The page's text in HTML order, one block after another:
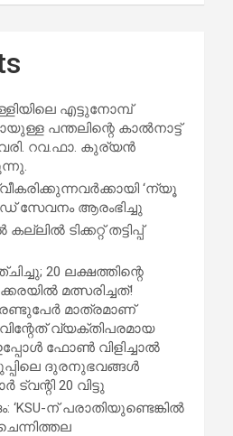
എട്ടുനോമ്പ്
പന്തലിന്റെ കാൽനാട്ട്
റവ.ഫാ. കുര്യൻ
‘ന്യൂ
സേവനം ആരംഭിച്ചു
ടിക്കറ്റ് തട്ടിപ്പ്
20 ലക്ഷത്തിന്റെ
മത്സരിച്ചത്!
മാത്രമാണ്
വ്യക്തിപരമായ
ഇപ്പോള്‍ ഫോണ്‍ വിളിച്ചാല്‍
ദുരനുഭവങ്ങള്‍
20 വിട്ടു
‘KSU-ന് പരാതിയുണ്ടെങ്കിൽ